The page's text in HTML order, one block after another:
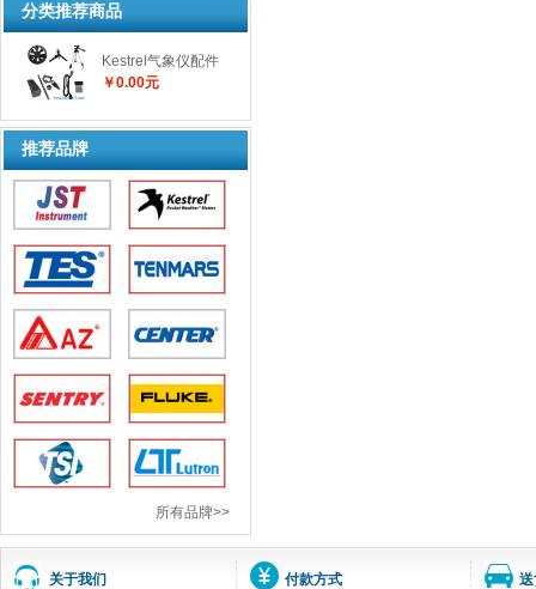
分类推荐商品
Kestrel气象仪配件
￥0.00元
推荐品牌
所有品牌>>
关于我们
付款方式